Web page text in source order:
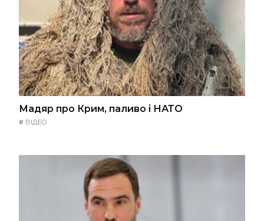
Мадяр про Крим, паливо і НАТО
# ВІДЕО